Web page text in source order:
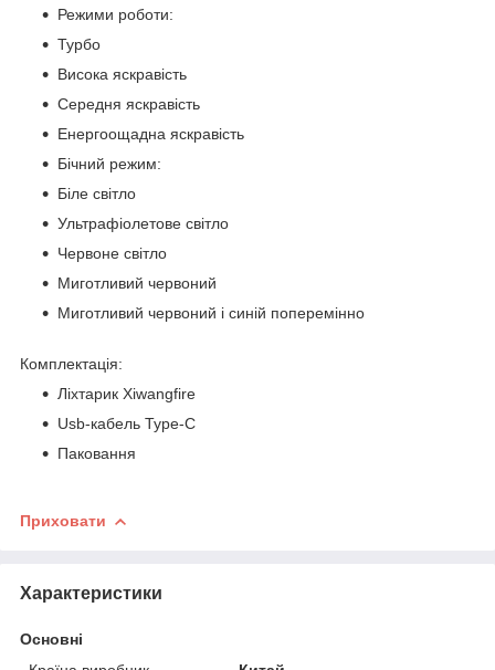
Режими роботи:
Турбо
Висока яскравість
Середня яскравість
Енергоощадна яскравість
Бічний режим:
Біле світло
Ультрафіолетове світло
Червоне світло
Миготливий червоний
Миготливий червоний і синій поперемінно
Комплектація:
Ліхтарик Xiwangfire
Usb-кабель Type-C
Паковання
Приховати
Характеристики
Основні